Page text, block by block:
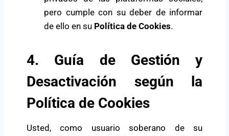
pero cumple con su deber de informar
de ello en su Política de Cookies.
4. Guía de Gestión y
Desactivación según la
Política de Cookies
Usted, como usuario soberano de su